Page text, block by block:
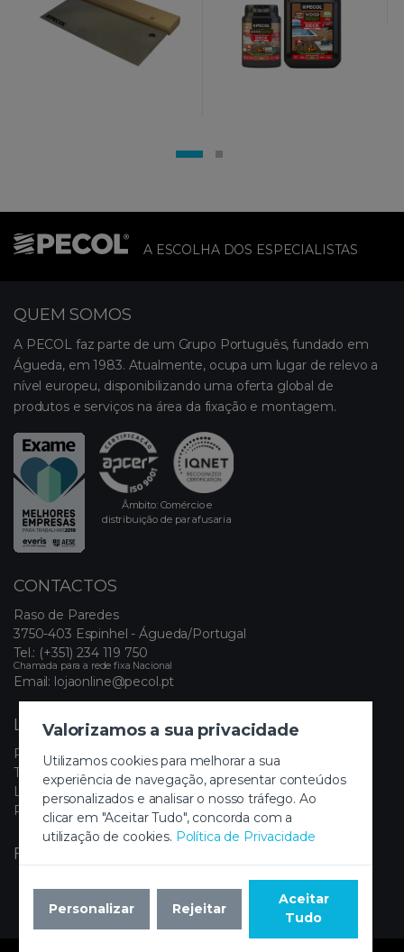
Valorizamos a sua privacidade
Utilizamos cookies para melhorar a sua
experiência de navegação, apresentar conteúdos
personalizados e analisar o nosso tráfego. Ao
clicar em "Aceitar Tudo", concorda com a
utilização de cookies. Política de Privacidade
Personalizar Rejeitar
Aceitar
Tudo
A ESCOLHA DOS ESPECIALISTAS
QUEM SOMOS
A PECOL faz parte de um Grupo Português, fundado em
Águeda, em 1983. Atualmente, ocupa um lugar de relevo a
nível europeu, disponibilizando uma oferta global de
produtos e serviços na área da fixação e montagem.
Âmbito: Comércio e
distribuição de parafusaria
CONTACTOS
Raso de Paredes
3750-403 Espinhel - Águeda/Portugal
Tel.: (+351) 234 119 750
Chamada para a rede fixa Nacional
Email: lojaonline@pecol.pt
LINKS ÚTEIS
Política de Privacidade
Termos e Condições
Livro de Reclamações Eletrónico
Painel de Cookies
FIQUE A PAR DAS NOVIDADES